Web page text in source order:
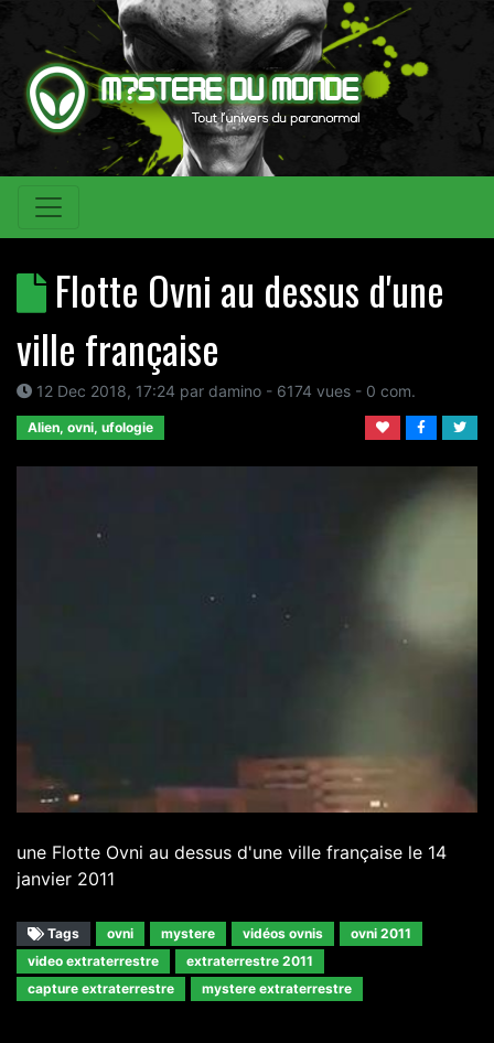
Flotte Ovni au dessus d'une
ville française
12 Dec 2018, 17:24 par damino - 6174 vues - 0 com.
Alien, ovni, ufologie
une Flotte Ovni au dessus d'une ville française le 14
janvier 2011
Tags ovni mystere vidéos ovnis
ovni 2011
video extraterrestre
extraterrestre 2011
capture extraterrestre
mystere extraterrestre